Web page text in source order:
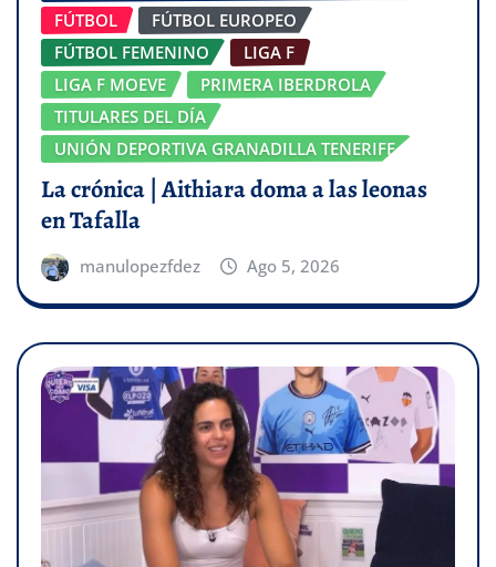
FÚTBOL
FÚTBOL EUROPEO
FÚTBOL FEMENINO
LIGA F
LIGA F MOEVE
PRIMERA IBERDROLA
TITULARES DEL DÍA
UNIÓN DEPORTIVA GRANADILLA TENERIFE
La crónica | Aithiara doma a las leonas
en Tafalla
manulopezfdez Ago 5, 2026